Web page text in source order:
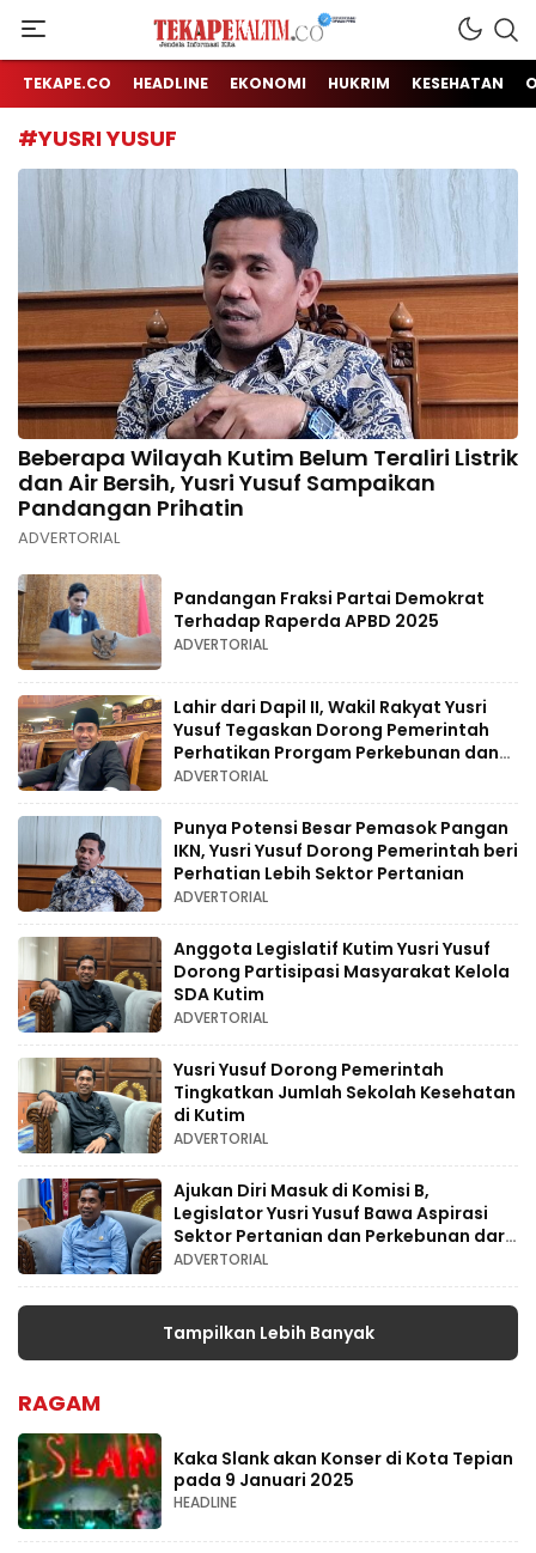
TEKAPE KALTIM
Jendela Informasi Kita
TEKAPE.CO HEADLINE EKONOMI HUKRIM KESEHATAN
#YUSRI YUSUF
Beberapa Wilayah Kutim Belum Teraliri Listrik
dan Air Bersih, Yusri Yusuf Sampaikan
Pandangan Prihatin
ADVERTORIAL
Pandangan Fraksi Partai Demokrat
Terhadap Raperda APBD 2025
ADVERTORIAL
Lahir dari Dapil II, Wakil Rakyat Yusri
Yusuf Tegaskan Dorong Pemerintah
Perhatikan Prorgam Perkebunan dan
Pertanian
ADVERTORIAL
Punya Potensi Besar Pemasok Pangan
IKN, Yusri Yusuf Dorong Pemerintah beri
Perhatian Lebih Sektor Pertanian
ADVERTORIAL
Anggota Legislatif Kutim Yusri Yusuf
Dorong Partisipasi Masyarakat Kelola
SDA Kutim
ADVERTORIAL
Yusri Yusuf Dorong Pemerintah
Tingkatkan Jumlah Sekolah Kesehatan
di Kutim
ADVERTORIAL
Ajukan Diri Masuk di Komisi B,
Legislator Yusri Yusuf Bawa Aspirasi
Sektor Pertanian dan Perkebunan dari
Dapil II Kutim
ADVERTORIAL
Tampilkan Lebih Banyak
RAGAM
Kaka Slank akan Konser di Kota Tepian
pada 9 Januari 2025
HEADLINE